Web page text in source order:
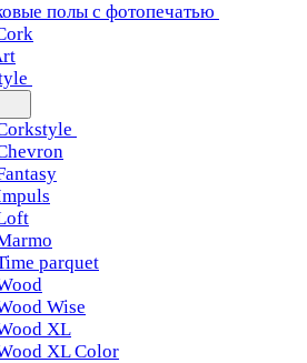
полы с фотопечатью
parquet
Wise
XL
XL Color